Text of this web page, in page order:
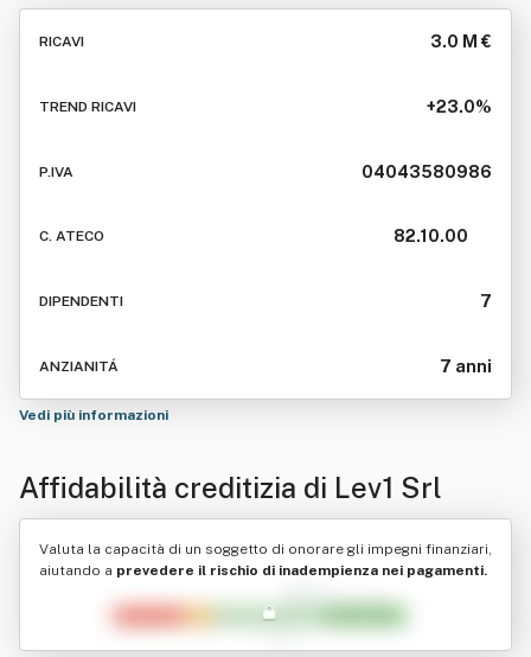
RICAVI 3.0 M €
TREND RICAVI +23.0%
P.IVA 04043580986
C. ATECO 82.10.00
DIPENDENTI 7
ANZIANITÁ 7 anni
Vedi più informazioni
Affidabilità creditizia di Lev1 Srl
Valuta la capacità di un soggetto di onorare gli impegni finanziari,
aiutando a prevedere il rischio di inadempienza nei pagamenti.